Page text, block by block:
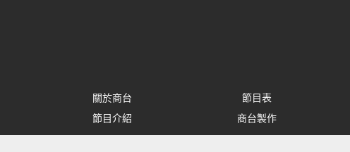
關於商台 節目表
節目介紹
商台製作